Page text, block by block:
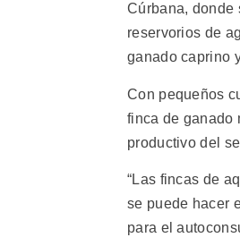
Cúrbana, donde
reservorios de
ganado caprino
Con pequeños
finca de ganado
productivo del
“Las fincas de
se puede hacer
para el